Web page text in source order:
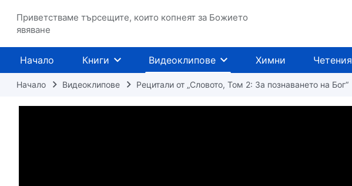
Приветстваме търсещите, които копнеят за Божието
явяване
Начало Книги Видеоклипове Химни Четения
Начало Видеоклипове Рецитали от „Словото, Том 2: За познаването на Бог“